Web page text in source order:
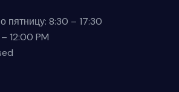
пятницу: 8:30 – 17:30
12:00 PM